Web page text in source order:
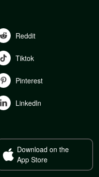
Reddit
Tiktok
Pinterest
Linkedln
Download on the
App Store